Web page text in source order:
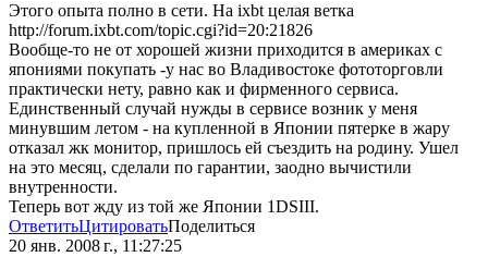
Этого опыта полно в сети. На ixbt целая ветка
http://forum.ixbt.com/topic.cgi?id=20:21826
Вообще-то не от хорошей жизни приходится в америках с
япониями покупать -у нас во Владивостоке фототорговли
практически нету, равно как и фирменного сервиса.
Единственный случай нужды в сервисе возник у меня
минувшим летом - на купленной в Японии пятерке в жару
отказал жк монитор, пришлось ей съездить на родину. Ушел
на это месяц, сделали по гарантии, заодно вычистили
внутренности.
Теперь вот жду из той же Японии 1DSIII.
ОтветитьЦитироватьПоделиться
20 янв. 2008 г., 11:27:25